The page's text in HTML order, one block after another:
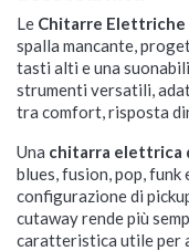
Le Chitarre Elettriche
spalla mancante,
tasti alti e una
strumenti versatili,
tra comfort, risposta
Una chitarra elettrica
blues, fusion, pop, funk
configurazione di
cutaway rende più
caratteristica utile per